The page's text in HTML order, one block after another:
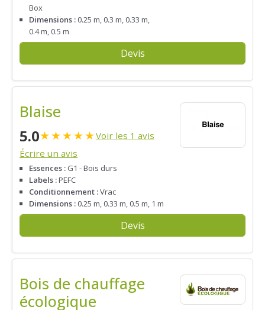
Box
Dimensions : 0.25 m, 0.3 m, 0.33 m,
0.4 m, 0.5 m
Devis
Blaise
5.0★★★★★Voir les 1 avis
Écrire un avis
Essences : G1 - Bois durs
Labels :PEFC
Conditionnement :Vrac
Dimensions : 0.25 m, 0.33 m, 0.5 m, 1 m
Devis
Bois de chauffage
écologique